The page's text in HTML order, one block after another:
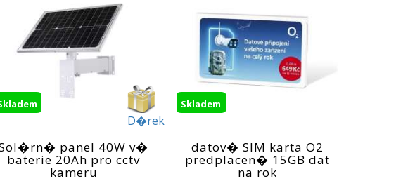
D�rek
panel 40W v�
baterie 20Ah pro cctv
kameru
Skladem
datov� SIM karta O2
predplacen� 15GB dat
na rok